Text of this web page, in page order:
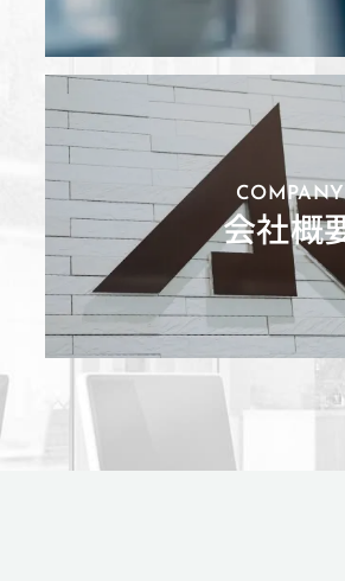
COMPANY
会社概